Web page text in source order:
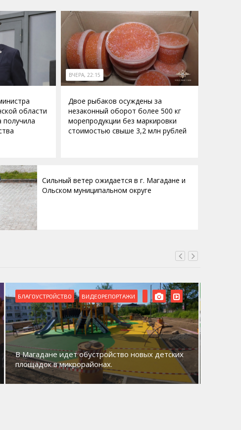
области
получила
ВЧЕРА, 22:15
Двое рыбаков осуждены за
незаконный оборот более 500 кг
морепродукции без маркировки
стоимостью свыше 3,2 млн рублей
Сильный ветер ожидается в г. Магадане и
Ольском муниципальном округе
БЛАГОУСТРОЙСТВО ВИДЕОРЕПОРТАЖИ
В Магадане идет обустройство новых детских
площадок в микрорайонах.